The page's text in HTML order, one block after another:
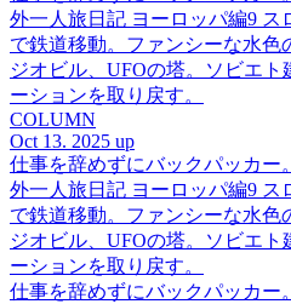
外一人旅日記 ヨーロッパ編9 ス
で鉄道移動。ファンシーな水色
ジオビル、UFOの塔。ソビエ
ーションを取り戻す。
COLUMN
Oct 13. 2025 up
仕事を辞めずにバックパッカー
外一人旅日記 ヨーロッパ編9 ス
で鉄道移動。ファンシーな水色
ジオビル、UFOの塔。ソビエ
ーションを取り戻す。
仕事を辞めずにバックパッカー